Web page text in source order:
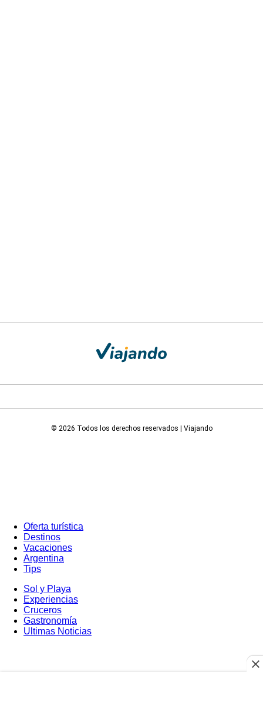
© 2026 Todos los derechos reservados | Viajando
Oferta turística
Destinos
Vacaciones
Argentina
Tips
Sol y Playa
Experiencias
Cruceros
Gastronomía
Ultimas Noticias